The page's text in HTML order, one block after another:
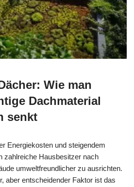
Wie man
Dachmaterial
senkt
Energiekosten und steigendem
zahlreiche Hausbesitzer nach
umweltfreundlicher zu ausrichten.
aber entscheidender Faktor ist das